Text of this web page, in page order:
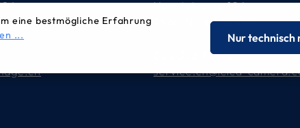
Hauptstrasse 104
2560 Nidau, Schweiz
032 332 90 90
service.ch@leica-
eine bestmögliche Erfahrung
...
Nur technisch